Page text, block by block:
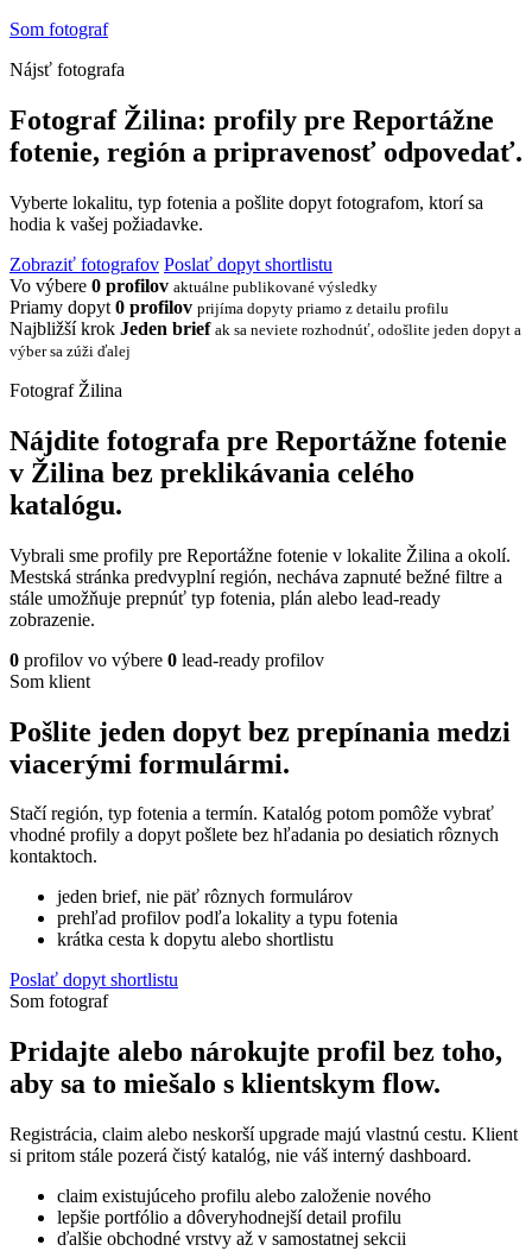
Som fotograf
Nájsť fotografa
Fotograf Žilina: profily pre Reportážne
fotenie, región a pripravenosť odpovedať.
Vyberte lokalitu, typ fotenia a pošlite dopyt fotografom, ktorí sa
hodia k vašej požiadavke.
Zobraziť fotografov Poslať dopyt shortlistu
Vo výbere 0 profilov aktuálne publikované výsledky
Priamy dopyt 0 profilov prijíma dopyty priamo z detailu profilu
Najbližší krok Jeden brief ak sa neviete rozhodnúť, odošlite jeden dopyt a
výber sa zúži ďalej
Fotograf Žilina
Nájdite fotografa pre Reportážne fotenie
v Žilina bez preklikávania celého
katalógu.
Vybrali sme profily pre Reportážne fotenie v lokalite Žilina a okolí.
Mestská stránka predvyplní región, necháva zapnuté bežné filtre a
stále umožňuje prepnúť typ fotenia, plán alebo lead-ready
zobrazenie.
0 profilov vo výbere 0 lead-ready profilov
Som klient
Pošlite jeden dopyt bez prepínania medzi
viacerými formulármi.
Stačí región, typ fotenia a termín. Katalóg potom pomôže vybrať
vhodné profily a dopyt pošlete bez hľadania po desiatich rôznych
kontaktoch.
jeden brief, nie päť rôznych formulárov
prehľad profilov podľa lokality a typu fotenia
krátka cesta k dopytu alebo shortlistu
Poslať dopyt shortlistu
Som fotograf
Pridajte alebo nárokujte profil bez toho,
aby sa to miešalo s klientskym flow.
Registrácia, claim alebo neskorší upgrade majú vlastnú cestu. Klient
si pritom stále pozerá čistý katalóg, nie váš interný dashboard.
claim existujúceho profilu alebo založenie nového
lepšie portfólio a dôveryhodnejší detail profilu
ďalšie obchodné vrstvy až v samostatnej sekcii